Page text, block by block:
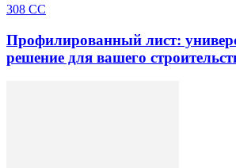
308 CC
Профилированный лист:
решение для вашего